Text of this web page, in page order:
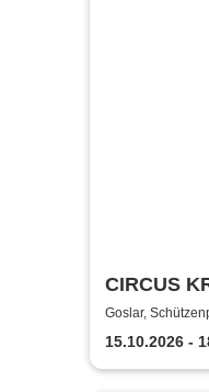
CIRCUS
| Goslar
Goslar,
15.10.2026 -